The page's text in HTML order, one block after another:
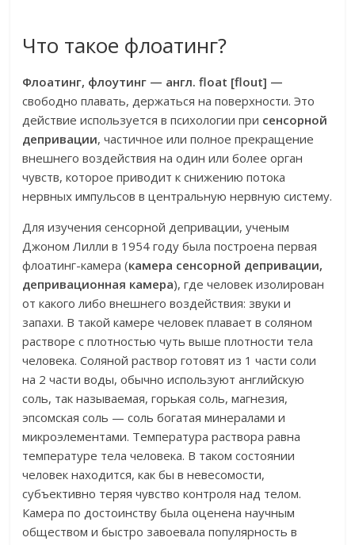
Что такое флоатинг?
Флоатинг, флоутинг — англ. float [flout] —
свободно плавать, держаться на поверхности. Это
действие используется в психологии при сенсорной
депривации, частичное или полное прекращение
внешнего воздействия на один или более орган
чувств, которое приводит к снижению потока
нервных импульсов в центральную нервную систему.
Для изучения сенсорной депривации, ученым
Джоном Лилли в 1954 году была построена первая
флоатинг-камера (камера сенсорной депривации,
депривационная камера), где человек изолирован
от какого либо внешнего воздействия: звуки и
запахи. В такой камере человек плавает в соляном
растворе с плотностью чуть выше плотности тела
человека. Соляной раствор готовят из 1 части соли
на 2 части воды, обычно используют английскую
соль, так называемая, горькая соль, магнезия,
эпсомская соль — соль богатая минералами и
микроэлементами. Температура раствора равна
температуре тела человека. В таком состоянии
человек находится, как бы в невесомости,
субъективно теряя чувство контроля над телом.
Камера по достоинству была оценена научным
обществом и быстро завоевала популярность в